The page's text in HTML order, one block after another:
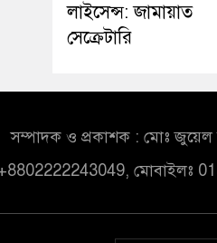
লাইসেন্স: জামায়াত
সেক্রেটারি
সম্পাদক ও প্রকাশক : মোঃ জুয়েল
মোবাইলঃ